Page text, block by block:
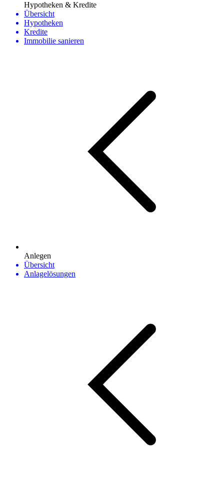
Hypotheken & Kredite
Übersicht
Hypotheken
Kredite
Immobilie sanieren
Anlegen
Übersicht
Anlagelösungen